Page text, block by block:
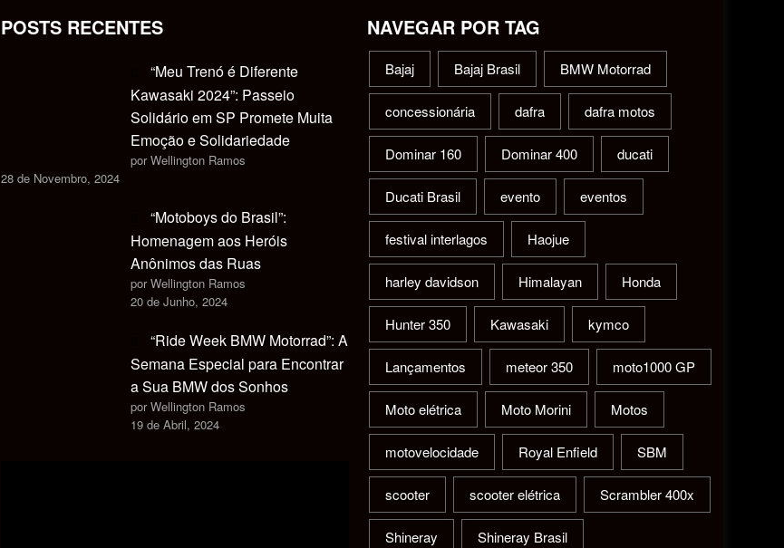
POSTS RECENTES
“Meu Trenó é Diferente
Kawasaki 2024”: Passeio
Solidário em SP Promete Muita
Emoção e Solidariedade
por Wellington Ramos
28 de Novembro, 2024
“Motoboys do Brasil”:
Homenagem aos Heróis
Anônimos das Ruas
por Wellington Ramos
20 de Junho, 2024
“Ride Week BMW Motorrad”: A
Semana Especial para Encontrar
a Sua BMW dos Sonhos
por Wellington Ramos
19 de Abril, 2024
NAVEGAR POR TAG
Bajaj Bajaj Brasil BMW Motorrad
concessionária dafra dafra motos
Dominar 160 Dominar 400 ducati
Ducati Brasil evento eventos
festival interlagos Haojue
harley davidson Himalayan Honda
Hunter 350 Kawasaki kymco
Lançamentos meteor 350 moto1000 GP
Moto elétrica Moto Morini Motos
motovelocidade Royal Enfield SBM
scooter scooter elétrica Scrambler 400x
Shineray Shineray Brasil